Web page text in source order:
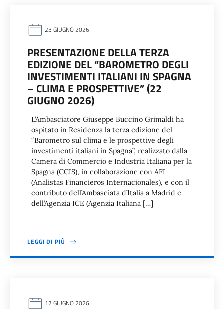
23 GIUGNO 2026
PRESENTAZIONE DELLA TERZA
EDIZIONE DEL “BAROMETRO DEGLI
INVESTIMENTI ITALIANI IN SPAGNA
– CLIMA E PROSPETTIVE” (22
GIUGNO 2026)
L’Ambasciatore Giuseppe Buccino Grimaldi ha
ospitato in Residenza la terza edizione del
“Barometro sul clima e le prospettive degli
investimenti italiani in Spagna”, realizzato dalla
Camera di Commercio e Industria Italiana per la
Spagna (CCIS), in collaborazione con AFI
(Analistas Financieros Internacionales), e con il
contributo dell’Ambasciata d’Italia a Madrid e
dell’Agenzia ICE (Agenzia Italiana […]
LEGGI DI PIÙ
17 GIUGNO 2026